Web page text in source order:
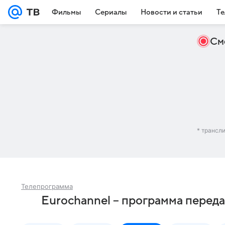
Фильмы Сериалы Новости и статьи
*
Телепрограмма
Eurochannel – программа